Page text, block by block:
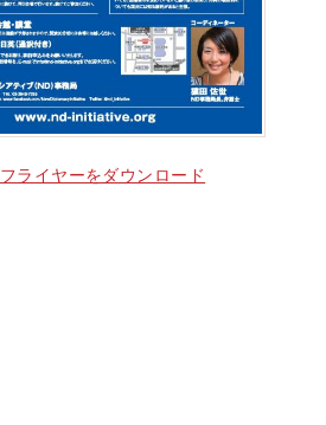
フライヤーをダウンロード